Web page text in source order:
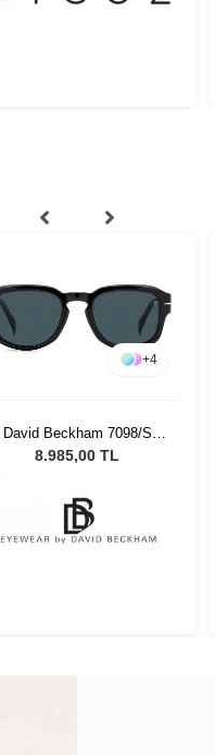
+4
David Beckham 7098/S
807KU 51 Unisex Güneş
8.985,00 TL